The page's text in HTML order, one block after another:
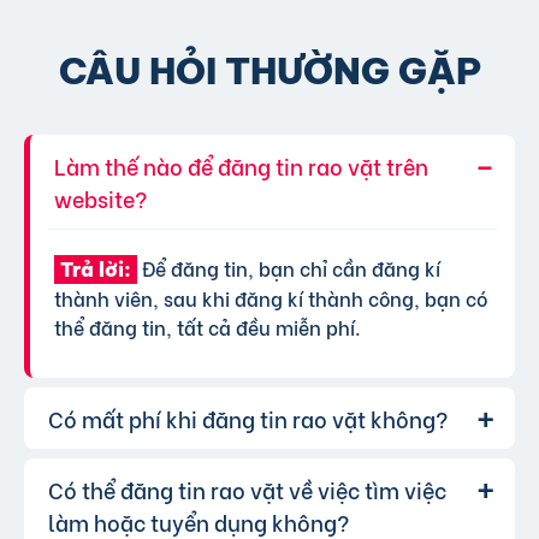
CÂU HỎI THƯỜNG GẶP
Làm thế nào để đăng tin rao vặt trên
website?
Trả lời: Để đăng tin, bạn chỉ cần đăng kí
thành viên, sau khi đăng kí thành công, bạn có
thể đăng tin, tất cả đều miễn phí.
Có mất phí khi đăng tin rao vặt không?
Trả lời: Chúng tôi cung cấp gói đăng tin miễn
phí cơ bản cho tất cả người dùng. Tuy nhiên, để
Có thể đăng tin rao vặt về việc tìm việc
làm hoặc tuyển dụng không?